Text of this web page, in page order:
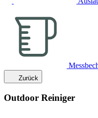
Zurück
Outdoor Reiniger